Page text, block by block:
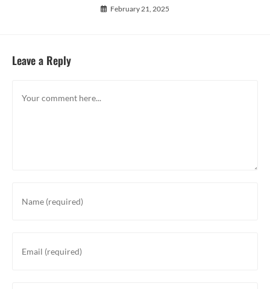
February 21, 2025
Leave a Reply
your
username
your